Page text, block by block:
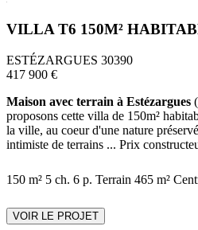
VILLA T6 150M²
ESTÉZARGUES 30390
417 900 €
Maison avec terrain à Estézargues (
proposons cette villa de 150m²
la ville, au coeur d'une nature
intimiste de terrains ... Prix
150 m² 5 ch. 6 p. Terrain 465 m²
VOIR LE PROJET